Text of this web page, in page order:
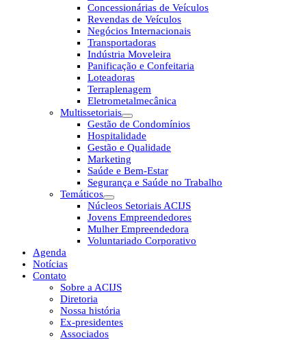
Concessionárias de Veículos
Revendas de Veículos
Negócios Internacionais
Transportadoras
Indústria Moveleira
Panificação e Confeitaria
Loteadoras
Terraplenagem
Eletrometalmecânica
Multissetoriais
Gestão de Condomínios
Hospitalidade
Gestão e Qualidade
Marketing
Saúde e Bem-Estar
Segurança e Saúde no Trabalho
Temáticos
Núcleos Setoriais ACIJS
Jovens Empreendedores
Mulher Empreendedora
Voluntariado Corporativo
Agenda
Notícias
Contato
Sobre a ACIJS
Diretoria
Nossa história
Ex-presidentes
Associados